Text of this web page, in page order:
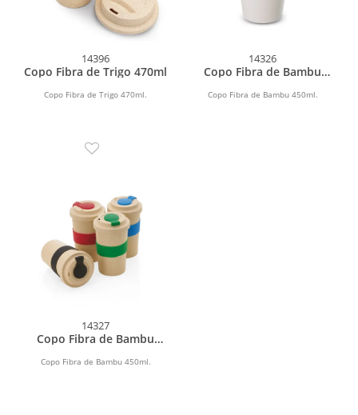
14396
Copo Fibra de Trigo 470ml
Copo Fibra de Trigo 470ml.
14326
Copo Fibra de Bambu
Copo Fibra de Bambu 450ml.
14327
Copo Fibra de Bambu
Copo Fibra de Bambu 450ml.